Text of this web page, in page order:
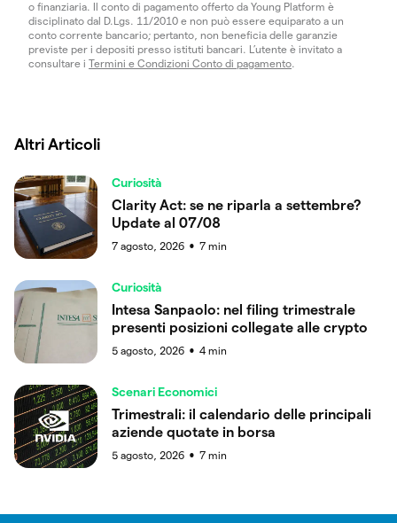
o finanziaria. Il conto di pagamento offerto da Young Platform è
disciplinato dal D.Lgs. 11/2010 e non può essere equiparato a un
conto corrente bancario; pertanto, non beneficia delle garanzie
previste per i depositi presso istituti bancari. L’utente è invitato a
consultare i Termini e Condizioni Conto di pagamento.
Altri Articoli
Curiosità
Clarity Act: se ne riparla a settembre?
Update al 07/08
7 agosto, 2026 ● 7 min
Curiosità
Intesa Sanpaolo: nel filing trimestrale
presenti posizioni collegate alle crypto
5 agosto, 2026 ● 4 min
Scenari Economici
Trimestrali: il calendario delle principali
aziende quotate in borsa
5 agosto, 2026 ● 7 min